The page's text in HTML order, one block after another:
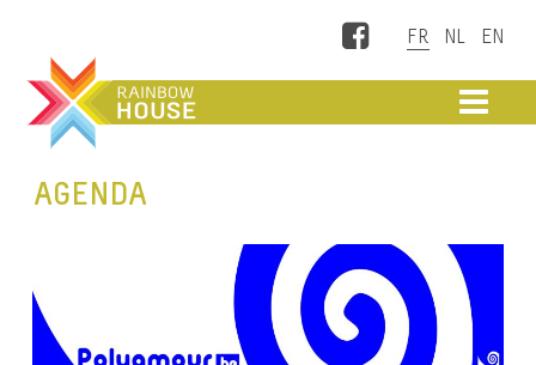
Facebook
AGENDA